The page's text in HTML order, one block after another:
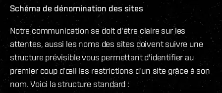
Schéma de dénomination des sites
Notre communication se doit d'être claire sur les
attentes, aussi les noms des sites doivent suivre une
structure prévisible vous permettant d'identifier au
premier coup d'œil les restrictions d'un site grâce à son
nom. Voici la structure standard :